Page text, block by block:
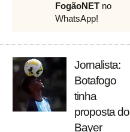
FogãoNET no
WhatsApp!
Jornalista:
Botafogo
tinha
proposta do
Bayer